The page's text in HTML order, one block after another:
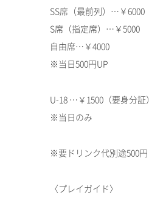
SS席（最前列）…￥6000
S席（指定席）…￥5000
自由席…￥4000
※当日500円UP
U-18 …￥1500（要身分証）
※当日のみ
※要ドリンク代別途500円
〈プレイガイド〉